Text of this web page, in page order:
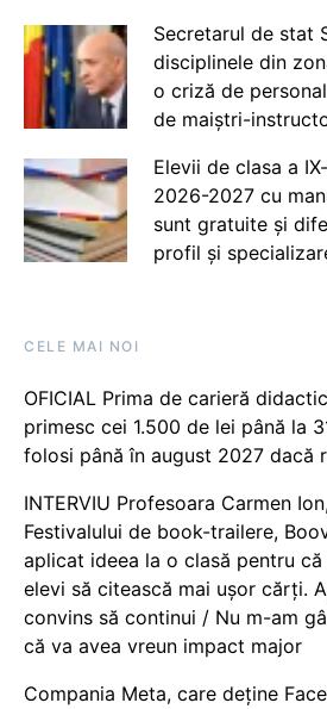
Secretarul de stat
disciplinele din
o criză de
de maiștri-
Elevii de clasa a
2026-2027 cu
sunt gratuite și
profil și
CELE MAI NOI
OFICIAL Prima de carieră
primesc cei 1.500 de lei până la
folosi până în august 2027 dacă
INTERVIU Profesoara Carmen
Festivalului de book-trailere,
aplicat ideea la o clasă pentru
elevi să citească mai ușor cărți.
convins să continui / Nu m-am
că va avea vreun impact major
Compania Meta, care deține